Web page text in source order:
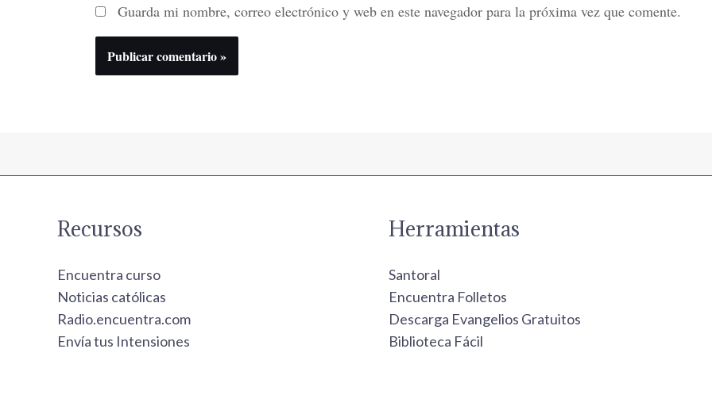
Guarda mi nombre, correo electrónico y web en este navegador para la próxima vez que comente.
Recursos
Encuentra curso
Noticias católicas
Radio.encuentra.com
Envía tus Intensiones
Herramientas
Santoral
Encuentra Folletos
Descarga Evangelios Gratuitos
Biblioteca Fácil